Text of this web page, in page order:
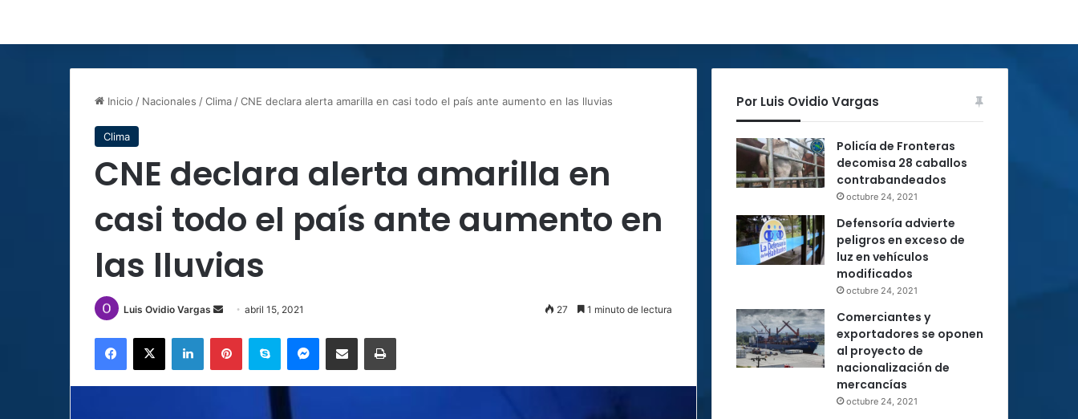
Inicio / Nacionales /Clima /CNE declara alerta amarilla en casi todo el país ante aumento en las lluvias
Clima
CNE declara alerta amarilla en
casi todo el país ante aumento en
las lluvias
Luis Ovidio Vargas
Send
email
abril 15, 2021 27 1 minuto de lectura
Facebook
X LinkedInPinterestSkype MessengerCompartir por correo electrónicoImprimir
Por Luis Ovidio Vargas
Policía de Fronteras
decomisa 28 caballos
contrabandeados
octubre 24, 2021
Defensoría advierte
peligros en exceso de
luz en vehículos
modificados
octubre 24, 2021
Comerciantes y
exportadores se oponen
al proyecto de
nacionalización de
mercancías
octubre 24, 2021